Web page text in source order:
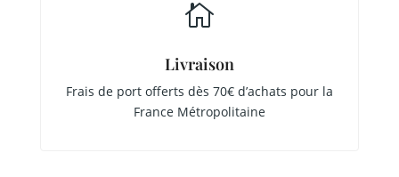

Livraison
Frais de port offerts dès 70€ d’achats pour la
France Métropolitaine